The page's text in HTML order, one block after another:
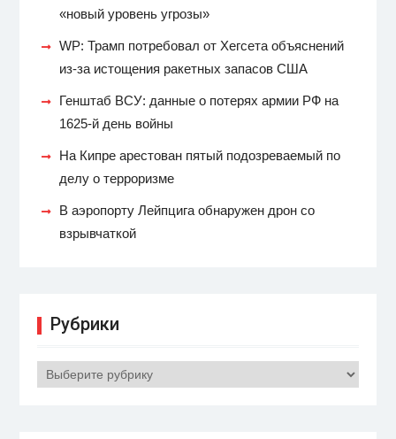
«новый уровень угрозы»
WP: Трамп потребовал от Хегсета объяснений
из-за истощения ракетных запасов США
Генштаб ВСУ: данные о потерях армии РФ на
1625-й день войны
На Кипре арестован пятый подозреваемый по
делу о терроризме
В аэропорту Лейпцига обнаружен дрон со
взрывчаткой
Рубрики
Рубрики